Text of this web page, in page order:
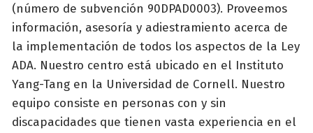
(número de subvención 90DPAD0003). Proveemos
información, asesoría y adiestramiento acerca de
la implementación de todos los aspectos de la Ley
ADA. Nuestro centro está ubicado en el Instituto
Yang-Tang en la Universidad de Cornell. Nuestro
equipo consiste en personas con y sin
discapacidades que tienen vasta experiencia en el